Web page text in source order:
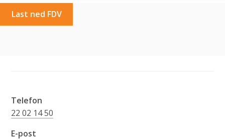
Last ned FDV
Telefon
22 02 14 50
E-post